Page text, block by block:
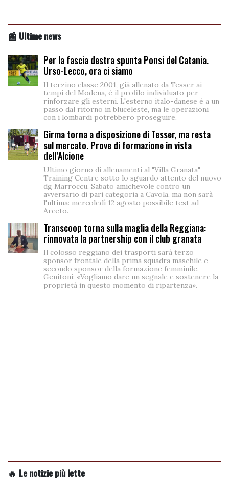
📰 Ultime news
Per la fascia destra spunta Ponsi del Catania.
Urso-Lecco, ora ci siamo
Il terzino classe 2001, già allenato da Tesser ai
tempi del Modena, è il profilo individuato per
rinforzare gli esterni. L'esterno italo-danese è a un
passo dal ritorno in bluceleste, ma le operazioni
con i lombardi potrebbero proseguire.
Girma torna a disposizione di Tesser, ma resta
sul mercato. Prove di formazione in vista
dell’Alcione
Ultimo giorno di allenamenti al "Villa Granata"
Training Centre sotto lo sguardo attento del nuovo
dg Marroccu. Sabato amichevole contro un
avversario di pari categoria a Cavola, ma non sarà
l'ultima: mercoledì 12 agosto possibile test ad
Arceto.
Transcoop torna sulla maglia della Reggiana:
rinnovata la partnership con il club granata
Il colosso reggiano dei trasporti sarà terzo
sponsor frontale della prima squadra maschile e
secondo sponsor della formazione femminile.
Genitoni: «Vogliamo dare un segnale e sostenere la
proprietà in questo momento di ripartenza».
🔥 Le notizie più lette